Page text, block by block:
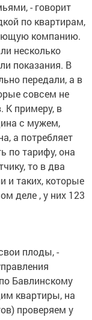
- говорит
по квартирам,
компанию.
несколько
показания. В
передали, а в
совсем не
К примеру, в
с мужем,
а потребляет
по тарифу, она
то в два
и таких, которые
деле , у них 123
плоды, -
Бавлинскому
квартиры, на
проверяем у